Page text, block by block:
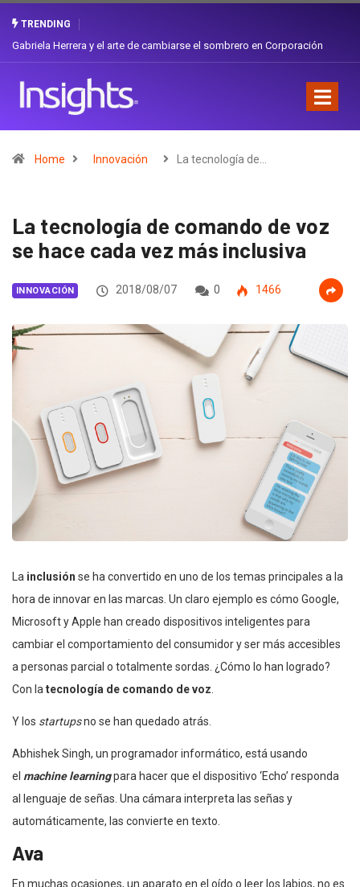
TRENDING
Gabriela Herrera y el arte de cambiarse el sombrero en Corporación
Home Innovación La tecnología de…
La tecnología de comando de voz
se hace cada vez más inclusiva
INNOVACIÓN 2018/08/07 0 1466
La inclusión se ha convertido en uno de los temas principales a la
hora de innovar en las marcas. Un claro ejemplo es cómo Google,
Microsoft y Apple han creado dispositivos inteligentes para
cambiar el comportamiento del consumidor y ser más accesibles
a personas parcial o totalmente sordas. ¿Cómo lo han logrado?
Con la tecnología de comando de voz
Y los startupsno se han quedado atrás.
Abhishek Singh, un programador informático, está usando
el machine learningpara hacer que el dispositivo ‘Echo’ responda
al lenguaje de señas. Una cámara interpreta las señas y
automáticamente, las convierte en texto.
Ava
En muchas ocasiones, un aparato en el oído o leer los labios, no es